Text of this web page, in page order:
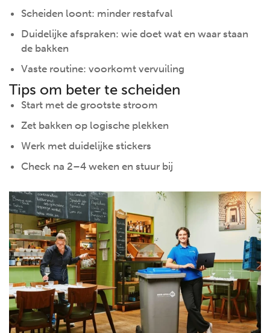
Scheiden loont: minder restafval
Duidelijke afspraken: wie doet wat en waar staan
de bakken
Vaste routine: voorkomt vervuiling
Tips om beter te scheiden
Start met de grootste stroom
Zet bakken op logische plekken
Werk met duidelijke stickers
Check na 2–4 weken en stuur bij